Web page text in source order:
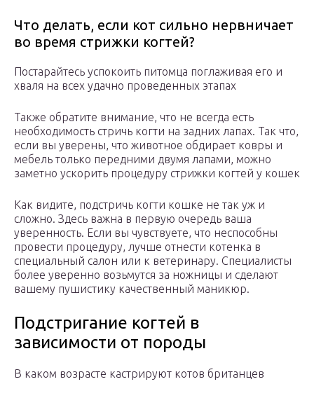
Что делать, если кот сильно нервничает
во время стрижки когтей?
Постарайтесь успокоить питомца поглаживая его и
хваля на всех удачно проведенных этапах
Также обратите внимание, что не всегда есть
необходимость стричь когти на задних лапах. Так что,
если вы уверены, что животное обдирает ковры и
мебель только передними двумя лапами, можно
заметно ускорить процедуру стрижки когтей у кошек
Как видите, подстричь когти кошке не так уж и
сложно. Здесь важна в первую очередь ваша
уверенность. Если вы чувствуете, что неспособны
провести процедуру, лучше отнести котенка в
специальный салон или к ветеринару. Специалисты
более уверенно возьмутся за ножницы и сделают
вашему пушистику качественный маникюр.
Подстригание когтей в
зависимости от породы
В каком возрасте кастрируют котов британцев